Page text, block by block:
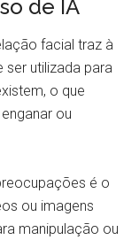
de IA
facial traz à
utilizada para
o que
ou
é o
ou imagens
manipulação ou